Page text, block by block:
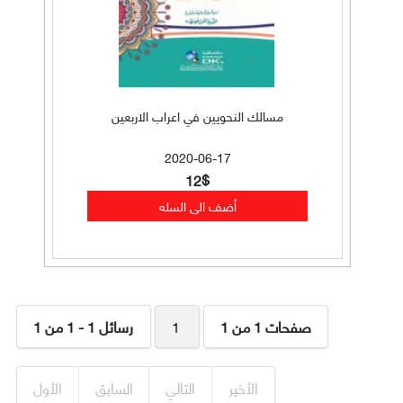
مسالك النحويين في اعراب الاربعين
2020-06-17
12$
رسائل 1 - 1 من 1 1 صفحات 1 من 1
الأول السابق التالي الأخير